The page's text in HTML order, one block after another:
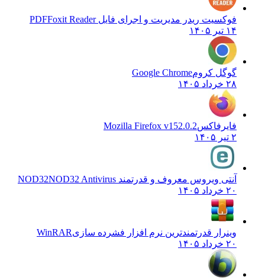
فوکسیت ریدر مدیریت و اجرای فایل PDFFoxit Reader
۱۴ تیر ۱۴۰۵
گوگل کرومGoogle Chrome
۲۸ خرداد ۱۴۰۵
فایرفاکسMozilla Firefox v152.0.2
۲ تیر ۱۴۰۵
آنتی ویروس معروف و قدرتمند NOD32 NOD32 Antivirus
۲۰ خرداد ۱۴۰۵
وینرار قدرتمندترین نرم افزار فشرده سازیWinRAR
۲۰ خرداد ۱۴۰۵